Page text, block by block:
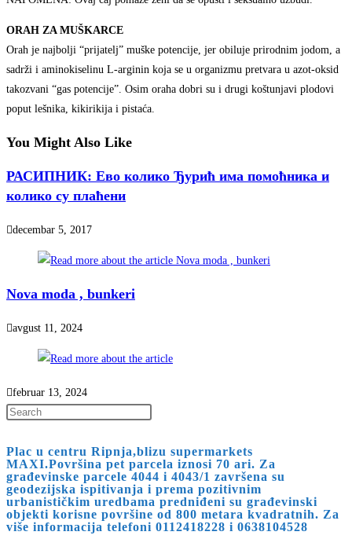
ORAH ZA MUŠKARCE
Orah je najbolji “prijatelj” muške potencije, jer obiluje prirodnim jodom, a
sadrži i aminokiselinu L-arginin koja se u organizmu pretvara u azot-oksid
takozvani “gas potencije”. Osim oraha dobri su i drugi koštunjavi plodovi
poput lešnika, kikirikija i pistaća.
You Might Also Like
РАСИПНИК: Ево колико Ђурић има помоћника и
колико су плаћени
decembar 5, 2017
Nova moda , bunkeri
avgust 11, 2024
februar 13, 2024
to
close
the
search
panel.
Plac u centru Ripnja,blizu supermarkets
MAXI.Površina pet parcela iznosi 70 ari. Za
građevinske parcele 4044 i 4043/1 završena su
geodezijska ispitivanja i prema pozitivnim
urbanističkim uredbama predniđeni su građevinski
objekti korisne površine od 800 metara kvadratnih. Za
više informacija telefoni 0112418228 i 0638104528